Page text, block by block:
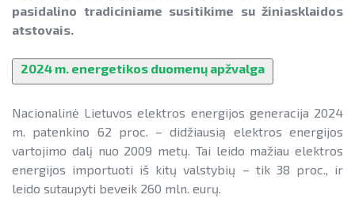
įrenginius
atestavimo sistema
Savivaldybių AIE naudojimo plėtros
veiksmų planai
Rekomendacijos saulės elektrinėms
įrengti ant stogo
Procedūros ir leidimai
CompositeCircle
StreamSAVEplus
ataskaitos
susitarimų įgyvendinimas
EVE skatinimo ir viešinimo darbai
EVE vertinimo įrankiai
Viešuosius interesus atitinkančių
pasidalino tradiciniame susitikime su žiniasklaidos
atstovais.
2024 m. energetikos duomenų apžvalga
Nacionalinė Lietuvos elektros energijos generacija 2024
m. patenkino 62 proc. – didžiausią elektros energijos
vartojimo dalį nuo 2009 metų. Tai leido mažiau elektros
energijos importuoti iš kitų valstybių – tik 38 proc., ir
leido sutaupyti beveik 260 mln. eurų.